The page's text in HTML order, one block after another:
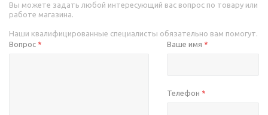
Вы можете задать любой интересующий вас вопрос по товару или
работе магазина.
Наши квалифицированные специалисты обязательно вам помогут.
Вопрос * Ваше имя *
Телефон *